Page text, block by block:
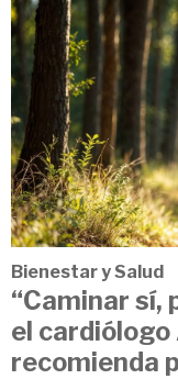
Bienestar y Salud
“Caminar sí,
el cardiólogo
recomienda